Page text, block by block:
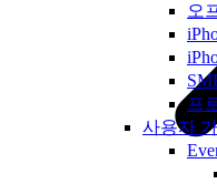
오
프
사용자